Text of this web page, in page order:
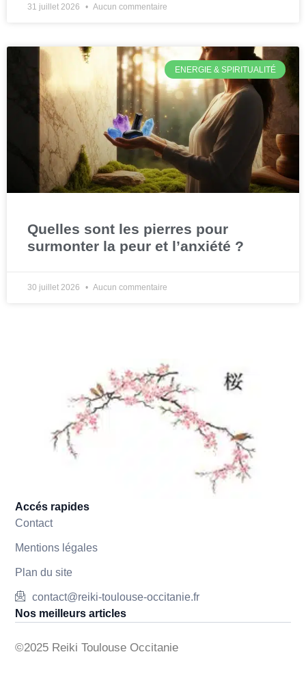
31 juillet 2026 Aucun commentaire
ENERGIE & SPIRITUALITÉ
Quelles sont les pierres pour
surmonter la peur et l’anxiété ?
30 juillet 2026 Aucun commentaire
Accés rapides
Contact
Mentions légales
Plan du site
contact@reiki-toulouse-occitanie.fr
Nos meilleurs articles
©2025 Reiki Toulouse Occitanie